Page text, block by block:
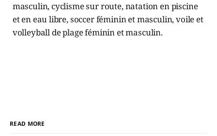
masculin, cyclisme sur route, natation en piscine
et en eau libre, soccer féminin et masculin, voile et
volleyball de plage féminin et masculin.
READ MORE